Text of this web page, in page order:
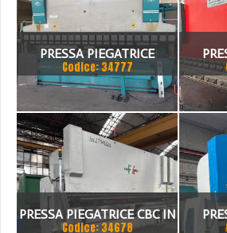
PRESSA PIEGATRICE
VIMERCATI 80X4175
Codice: 34777
PRESSA PIEGATRICE CBC IN
Codice: 34678